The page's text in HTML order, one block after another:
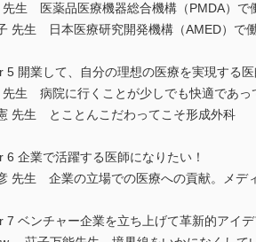
先生 医薬品医療機器総合機構（PMDA）で
先生 日本医療研究開発機構（AMED）で
5 開業して、自分の理想の医療を実現する医
先生 病院に行くことが少しでも快適であっ
先生 とことんこだわってこそ形成外科
6 企業で活躍する医師になりたい！
先生 企業の立場での医療への貢献。メデ
7 ベンチャー企業を立ち上げて革新的アイデ